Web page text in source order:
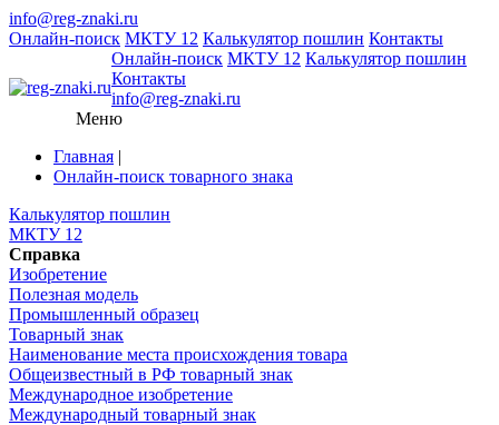
info@reg-znaki.ru
Онлайн-поиск МКТУ 12 Калькулятор пошлин Контакты
Онлайн-поиск МКТУ 12 Калькулятор пошлин
Контакты
info@reg-znaki.ru
Меню
Главная |
Онлайн-поиск товарного знака
Калькулятор пошлин
МКТУ 12
Справка
Изобретение
Полезная модель
Промышленный образец
Товарный знак
Наименование места происхождения товара
Общеизвестный в РФ товарный знак
Международное изобретение
Международный товарный знак